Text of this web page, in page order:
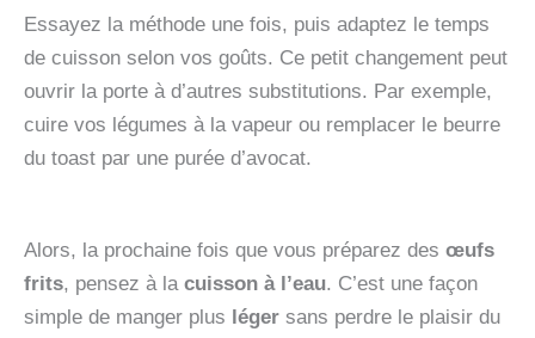
Essayez la méthode une fois, puis adaptez le temps
de cuisson selon vos goûts. Ce petit changement peut
ouvrir la porte à d’autres substitutions. Par exemple,
cuire vos légumes à la vapeur ou remplacer le beurre
du toast par une purée d’avocat.
Alors, la prochaine fois que vous préparez des œufs
frits, pensez à la cuisson à l’eau. C’est une façon
simple de manger plus léger sans perdre le plaisir du